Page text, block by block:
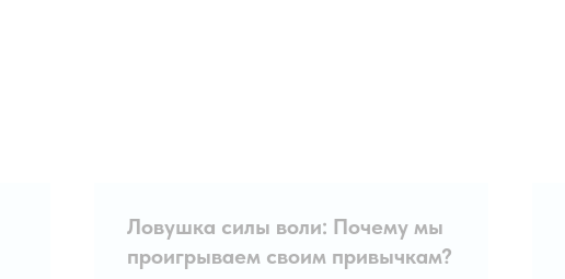
Ловушка силы воли: Почему мы
проигрываем своим привычкам?